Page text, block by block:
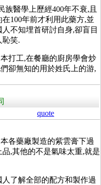
醫學上歷經400年不衰,且
100年前才利用此藥方,並
不知埋首研討自身,卻盲目
恥笑.
打工,在餐廳的廚房學會炒
卻無知的用於姓氏上的游,
quote
各藥廠製造的紫雲膏下過
,其他的不是氣味太重,就是
了解全部的配方和製作過